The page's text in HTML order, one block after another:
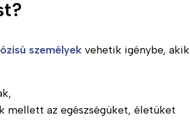
személyek vehetik igénybe,
mellett az egészségüket, életüket